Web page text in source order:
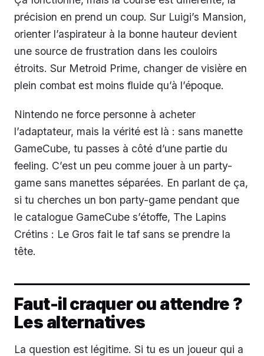
précision en prend un coup. Sur Luigi’s Mansion,
orienter l’aspirateur à la bonne hauteur devient
une source de frustration dans les couloirs
étroits. Sur Metroid Prime, changer de visière en
plein combat est moins fluide qu’à l’époque.
Nintendo ne force personne à acheter
l’adaptateur, mais la vérité est là : sans manette
GameCube, tu passes à côté d’une partie du
feeling. C’est un peu comme jouer à un party-
game sans manettes séparées. En parlant de ça,
si tu cherches un bon party-game pendant que
le catalogue GameCube s’étoffe, The Lapins
Crétins : Le Gros fait le taf sans se prendre la
tête.
Faut-il craquer ou attendre ?
Les alternatives
La question est légitime. Si tu es un joueur qui a